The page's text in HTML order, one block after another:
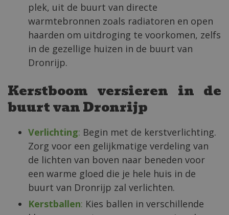
plek, uit de buurt van directe
warmtebronnen zoals radiatoren en open
haarden om uitdroging te voorkomen, zelfs
in de gezellige huizen in de buurt van
Dronrijp.
Kerstboom versieren in de
buurt van Dronrijp
Verlichting: Begin met de kerstverlichting.
Zorg voor een gelijkmatige verdeling van
de lichten van boven naar beneden voor
een warme gloed die je hele huis in de
buurt van Dronrijp zal verlichten.
Kerstballen: Kies ballen in verschillende